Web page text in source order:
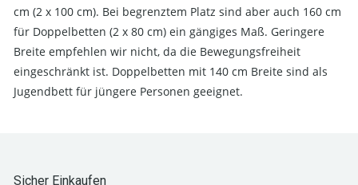
cm (2 x 100 cm). Bei begrenztem Platz sind aber auch 160 cm
für Doppelbetten (2 x 80 cm) ein gängiges Maß. Geringere
Breite empfehlen wir nicht, da die Bewegungsfreiheit
eingeschränkt ist. Doppelbetten mit 140 cm Breite sind als
Jugendbett für jüngere Personen geeignet.
Sicher Einkaufen